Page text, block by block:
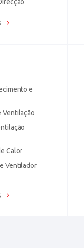
e
Ventilação
Calor
Ventilador